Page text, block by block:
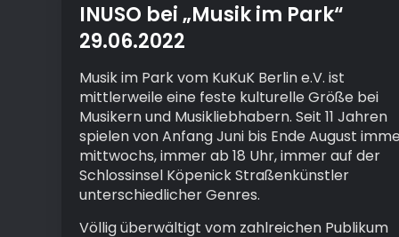
INUSO bei „Musik im Park“
29.06.2022
Musik im Park vom KuKuK Berlin e.V. ist
mittlerweile eine feste kulturelle Größe bei
Musikern und Musikliebhabern. Seit 11 Jahren
spielen von Anfang Juni bis Ende August
mittwochs, immer ab 18 Uhr, immer auf der
Schlossinsel Köpenick Straßenkünstler
unterschiedlicher Genres.
Völlig überwältigt vom zahlreichen Publikum